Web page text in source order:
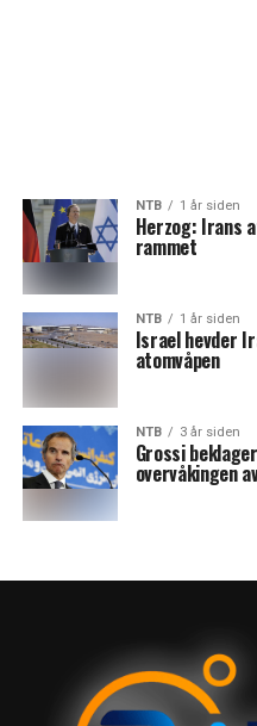
NTB 1 år siden
Herzog: Irans
rammet
NTB 1 år siden
Israel hevder
atomvåpen
NTB 3 år siden
Grossi
overvåkingen